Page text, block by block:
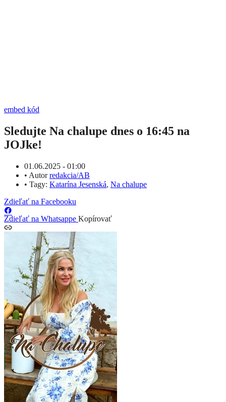
embed kód
Sledujte Na chalupe dnes o 16:45 na
JOJke!
01.06.2025 - 01:00
• Autorredakcia/AB
• Tagy: Katarína Jesenská, Na chalupe
Zdieľať na Facebooku
Zdieľať na Whatsappe Kopírovať